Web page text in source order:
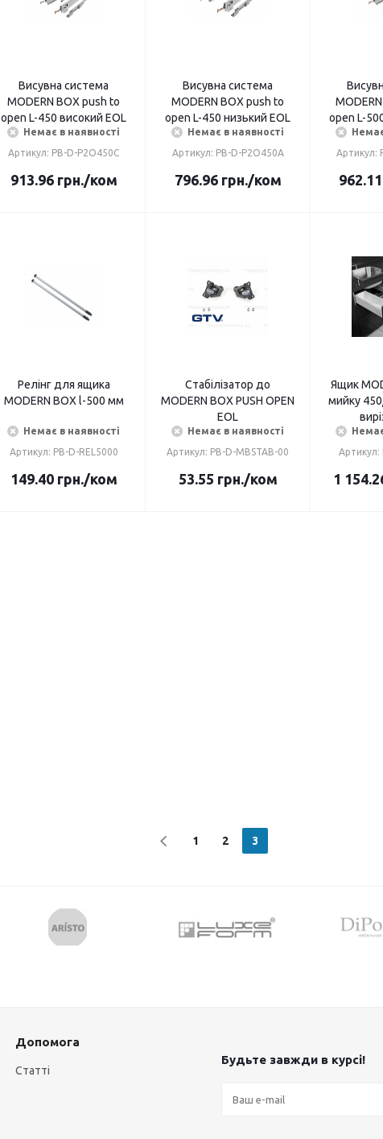
Висувна система
MODERN BOX push to
open L-450 високий EOL
Немає в наявності
Артикул: PB-D-P2O450C
913.96грн./ком
Висувна система
MODERN BOX push to
open L-450 низький EOL
Немає в наявності
Артикул: PB-D-P2O450A
796.96грн./ком
open L-
Артикул:
962.11
Релінг для ящика
MODERN BOX l-500 мм
Немає в наявності
Артикул: PB-D-REL5000
149.40грн./ком
Стабілізатор до
MODERN BOX PUSH OPEN
EOL
Немає в наявності
Артикул: PB-D-MBSTAB-00
53.55 грн./ком
Ящик
мийку
Артикул:
1
1 2 3
Допомога
Статті
Будьте завжди в курсі!